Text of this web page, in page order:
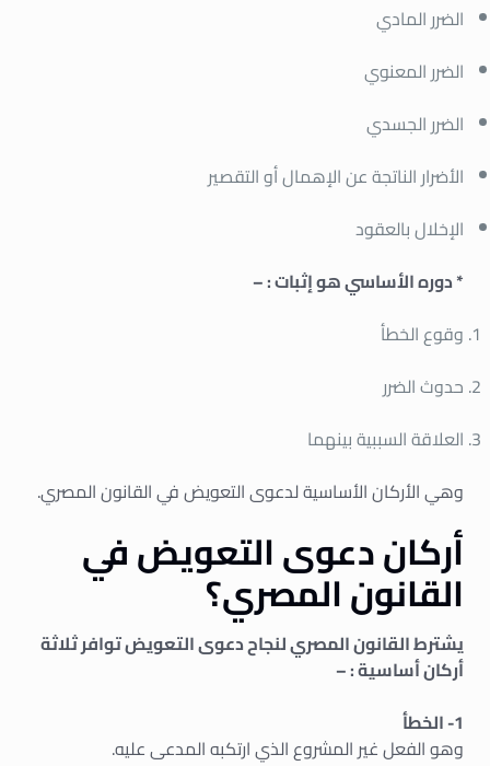
الضرر المادي
الضرر المعنوي
الضرر الجسدي
الأضرار الناتجة عن الإهمال أو التقصير
الإخلال بالعقود
* دوره الأساسي هو إثبات : –
وقوع الخطأ
حدوث الضرر
العلاقة السببية بينهما
وهي الأركان الأساسية لدعوى التعويض في القانون المصري.
أركان دعوى التعويض في
القانون المصري؟
يشترط القانون المصري لنجاح دعوى التعويض توافر ثلاثة
أركان أساسية : –
1- الخطأ
وهو الفعل غير المشروع الذي ارتكبه المدعى عليه.